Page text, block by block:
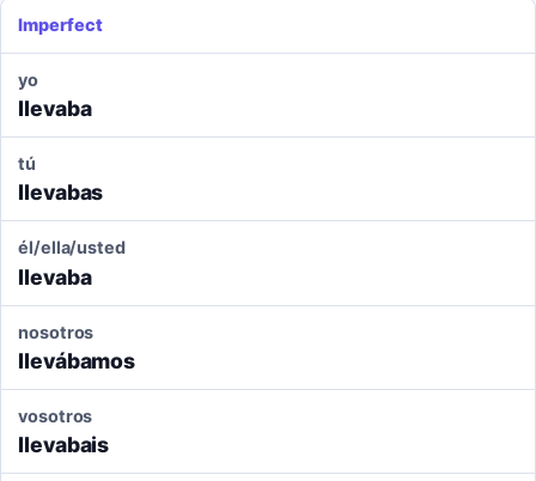
Imperfect
yo
llevaba
tú
llevabas
él/ella/usted
llevaba
nosotros
llevábamos
vosotros
llevabais